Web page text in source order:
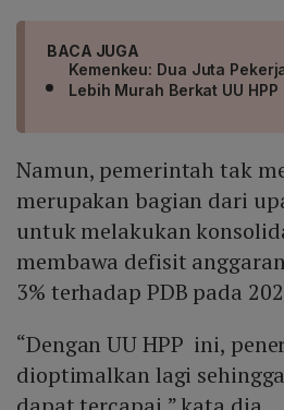
BACA JUGA
Kemenkeu: Dua Juta
Lebih Murah Berkat UU HPP
Namun, pemerintah tak
merupakan bagian dari
untuk melakukan
membawa defisit
3% terhadap PDB pada
“Dengan UU HPP ini,
dioptimalkan lagi